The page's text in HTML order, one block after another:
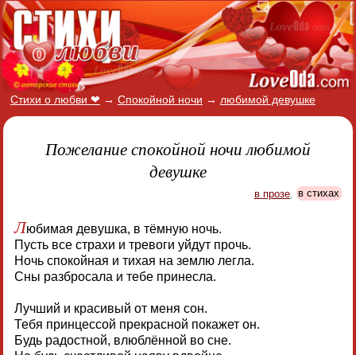
Стихи о любви ❤ → Спокойной ночи → любимой девушке
Пожелание спокойной ночи любимой
девушке
в прозе, в стихах
Любимая девушка, в тёмную ночь.
Пусть все страхи и тревоги уйдут прочь.
Ночь спокойная и тихая на землю легла.
Сны разбросала и тебе принесла.
Лучший и красивый от меня сон.
Тебя принцессой прекрасной покажет он.
Будь радостной, влюблённой во сне.